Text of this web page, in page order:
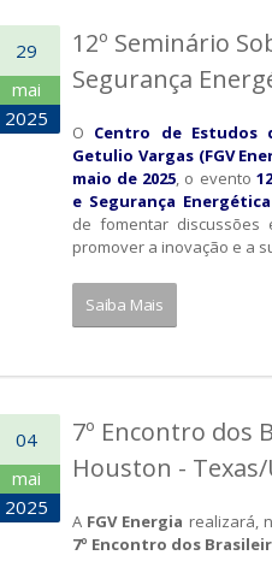
29
mai
2025
12º Seminário
Segurança
O Centro de Estudos
Getulio Vargas (FGV
maio de 2025, o evento
e Segurança
de fomentar discussões
promover a inovação e a
Saiba Mais
04
mai
2025
7º Encontro dos
Houston - Texas/
A FGV Energia realizará,
7º Encontro dos